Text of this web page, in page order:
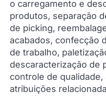
o carregamento e
produtos, separação
de picking,
acabados, confecção
de trabalho,
descaracterização de
controle de qualidade,
atribuições